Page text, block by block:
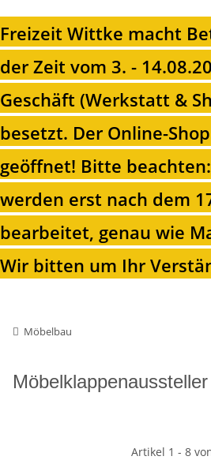
Freizeit Wittke macht
der Zeit vom 3. -
Geschäft (Werkstatt &
besetzt. Der Online-
geöffnet! Bitte
werden erst nach dem
bearbeitet, genau wie
Wir bitten um Ihr
Möbelbau
Möbelklappenaussteller
Artikel 1 - 8